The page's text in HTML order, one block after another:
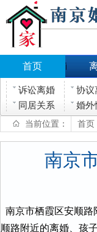
首页
诉讼离婚 协议
同居关系
婚外
当前位置： 首页
南京
南京市栖霞区安顺路
顺路附近的离婚、孩